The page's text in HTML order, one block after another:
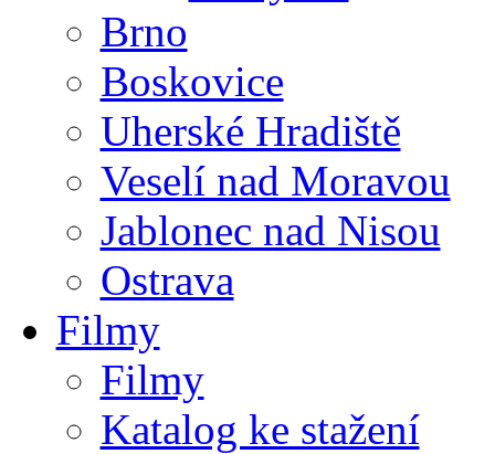
Brno
Boskovice
Uherské Hradiště
Veselí nad Moravou
Jablonec nad Nisou
Ostrava
Filmy
Filmy
Katalog ke stažení